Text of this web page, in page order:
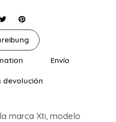
Envío
devolución
marca Xti, modelo